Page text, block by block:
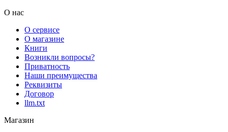
О нас
О сервисе
О магазине
Книги
Возникли вопросы?
Приватность
Наши преимущества
Реквизиты
Договор
llm.txt
Магазин